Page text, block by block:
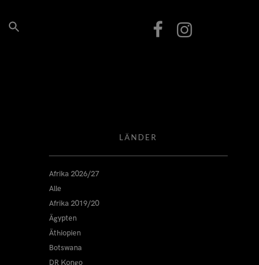
LÄNDER
Afrika 2026/27
Alle
Afrika 2019/20
Ägypten
Äthiopien
Botswana
DR Kongo